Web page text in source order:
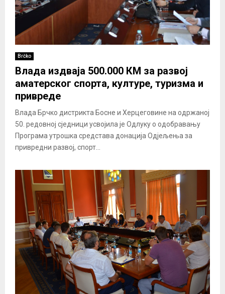
Brčko
Влада издваја 500.000 КМ за развој
аматерског спорта, културе, туризма и
привреде
Влада Брчко дистрикта Босне и Херцеговине на одржаној
50. редовној сједници усвојила је Одлуку о одобравању
Програма утрошка средстава донација Одјељења за
привредни развој, спорт...